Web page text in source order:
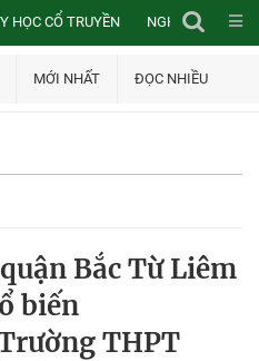
Y HỌC CỔ TRUYỀN NGHIÊN CỨU
MỚI NHẤT ĐỌC NHIỀU
Bắc Từ Liêm
biến
THPT